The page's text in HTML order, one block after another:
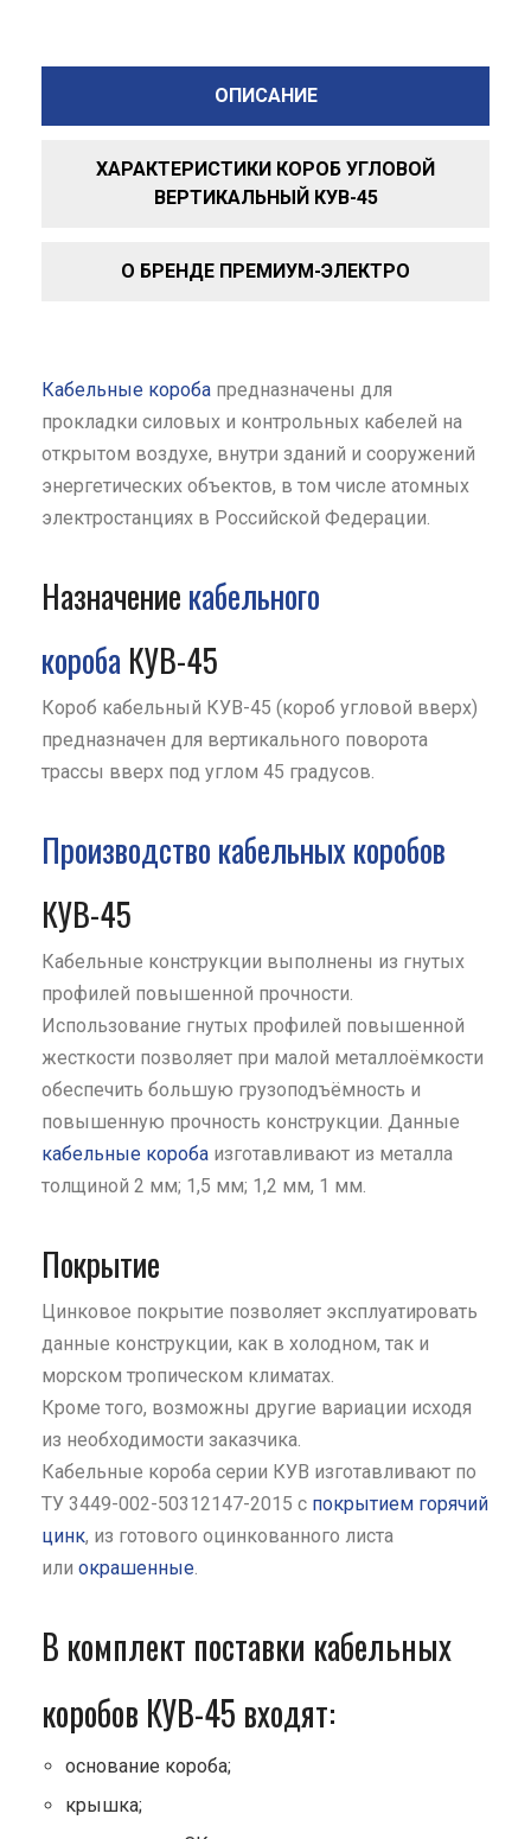
ОПИСАНИЕ
ХАРАКТЕРИСТИКИ КОРОБ УГЛОВОЙ
ВЕРТИКАЛЬНЫЙ КУВ-45
О БРЕНДЕ ПРЕМИУМ-ЭЛЕКТРО
Кабельные короба предназначены для
прокладки силовых и контрольных кабелей на
открытом воздухе, внутри зданий и сооружений
энергетических объектов, в том числе атомных
электростанциях в Российской Федерации.
Назначение кабельного
короба КУВ-45
Короб кабельный КУВ-45 (короб угловой вверх)
предназначен для вертикального поворота
трассы вверх под углом 45 градусов.
Производство кабельных коробов
КУВ-45
Кабельные конструкции выполнены из гнутых
профилей повышенной прочности.
Использование гнутых профилей повышенной
жесткости позволяет при малой металлоёмкости
обеспечить большую грузоподъёмность и
повышенную прочность конструкции. Данные
кабельные короба изготавливают из металла
толщиной 2 мм; 1,5 мм; 1,2 мм, 1 мм.
Покрытие
Цинковое покрытие позволяет эксплуатировать
данные конструкции, как в холодном, так и
морском тропическом климатах.
Кроме того, возможны другие вариации исходя
из необходимости заказчика.
Кабельные короба серии КУВ изготавливают по
ТУ 3449-002-50312147-2015 с покрытием горячий
цинк, из готового оцинкованного листа
или окрашенные.
В комплект поставки кабельных
коробов КУВ-45 входят:
основание короба;
крышка;